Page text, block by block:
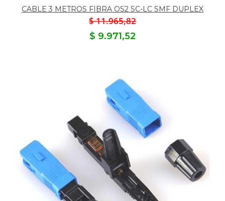
CABLE 3 METROS FIBRA OS2 SC-LC SMF DUPLEX
$ 11.965,82
$ 9.971,52